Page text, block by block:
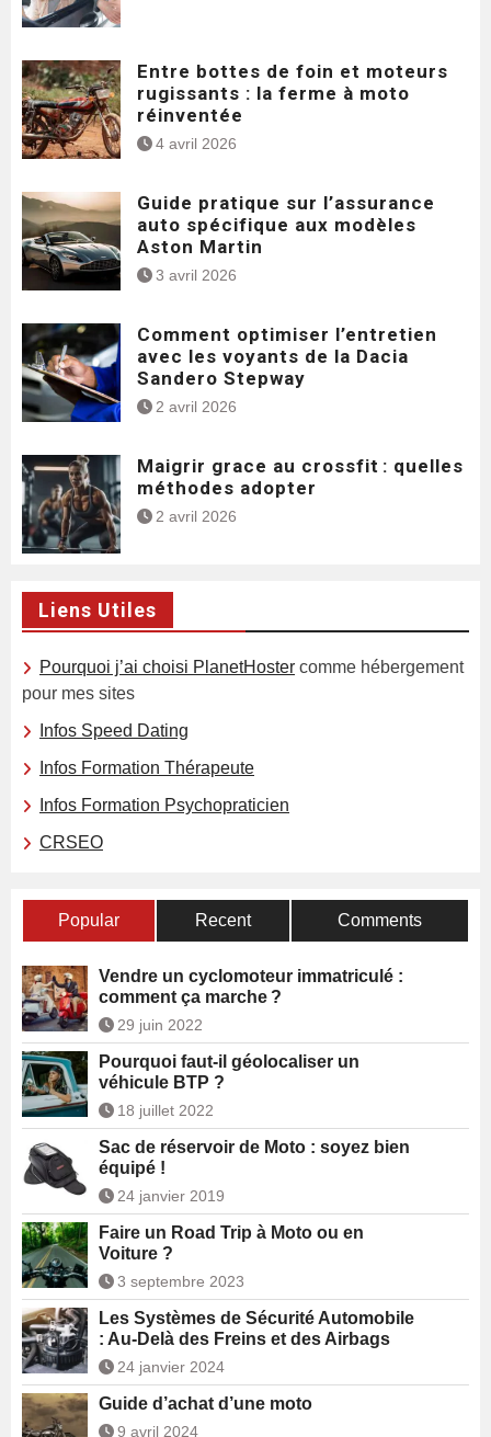
Entre bottes de foin et moteurs
rugissants : la ferme à moto
réinventée
4 avril 2026
Guide pratique sur l’assurance
auto spécifique aux modèles
Aston Martin
3 avril 2026
Comment optimiser l’entretien
avec les voyants de la Dacia
Sandero Stepway
2 avril 2026
Maigrir grace au crossfit : quelles
méthodes adopter
2 avril 2026
Liens Utiles
Pourquoi j’ai choisi PlanetHoster comme hébergement
pour mes sites
Infos Speed Dating
Infos Formation Thérapeute
Infos Formation Psychopraticien
CRSEO
Popular Recent Comments
Vendre un cyclomoteur immatriculé :
comment ça marche ?
29 juin 2022
Pourquoi faut-il géolocaliser un
véhicule BTP ?
18 juillet 2022
Sac de réservoir de Moto : soyez bien
équipé !
24 janvier 2019
Faire un Road Trip à Moto ou en
Voiture ?
3 septembre 2023
Les Systèmes de Sécurité Automobile
: Au-Delà des Freins et des Airbags
24 janvier 2024
Guide d’achat d’une moto
9 avril 2024